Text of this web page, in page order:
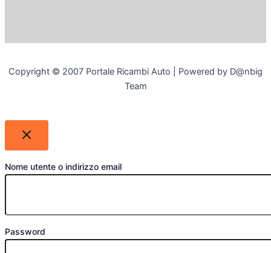
Copyright © 2007 Portale Ricambi Auto | Powered by D@nbig
Team
Nome utente o indirizzo email
Password